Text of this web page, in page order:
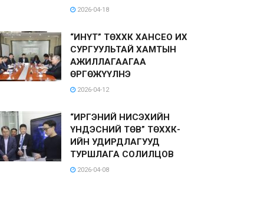
2026-04-18
“ИНҮТ” ТӨХХК ХАНСЕО ИХ
СУРГУУЛЬТАЙ ХАМТЫН
АЖИЛЛАГААГАА
ӨРГӨЖҮҮЛНЭ
2026-04-12
“ИРГЭНИЙ НИСЭХИЙН
ҮНДЭСНИЙ ТӨВ” ТӨХХК-
ИЙН УДИРДЛАГУУД
ТУРШЛАГА СОЛИЛЦОВ
2026-04-08